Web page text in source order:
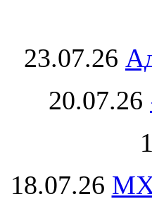
23.07.26
20.07.26
18.07.26